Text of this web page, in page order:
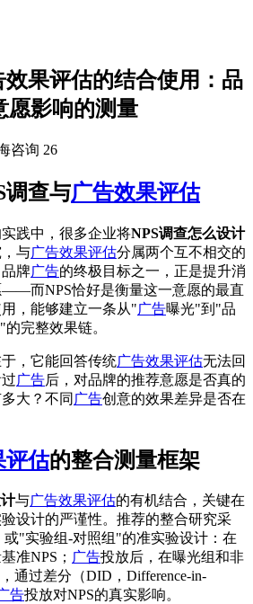
效果评估的结合使用：品
愿影响的测量
咨询 26
调查与广告效果评估
践中，很多企业将NPS调查怎么设计
与广告效果评估分属两个互不相交的
牌广告的终极目标之一，正是提升消
——而NPS恰好是衡量这一意愿的最直
，能够建立一条从"广告曝光"到"品
完整效果链。
，它能回答传统广告效果评估无法回
广告后，对品牌的推荐意愿是否真的
大？不同 广告创意的效果差异是否在
评估的整合测量框架
与广告效果评估的有机结合，关键在
设计的严谨性。推荐的整合研究采
或"实验组-对照组"的准实验设计：在
准NPS； 广告投放后，在曝光组和非
通过差分（DID，Difference-in-
告投放对NPS的真实影响。